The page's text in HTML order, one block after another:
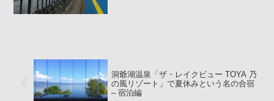
洞爺湖温泉「ザ・レイクビュー TOYA 乃
の風リゾート」で夏休みという名の合宿
– 宿泊編